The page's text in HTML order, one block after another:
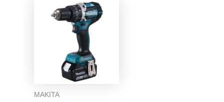
MAKITA